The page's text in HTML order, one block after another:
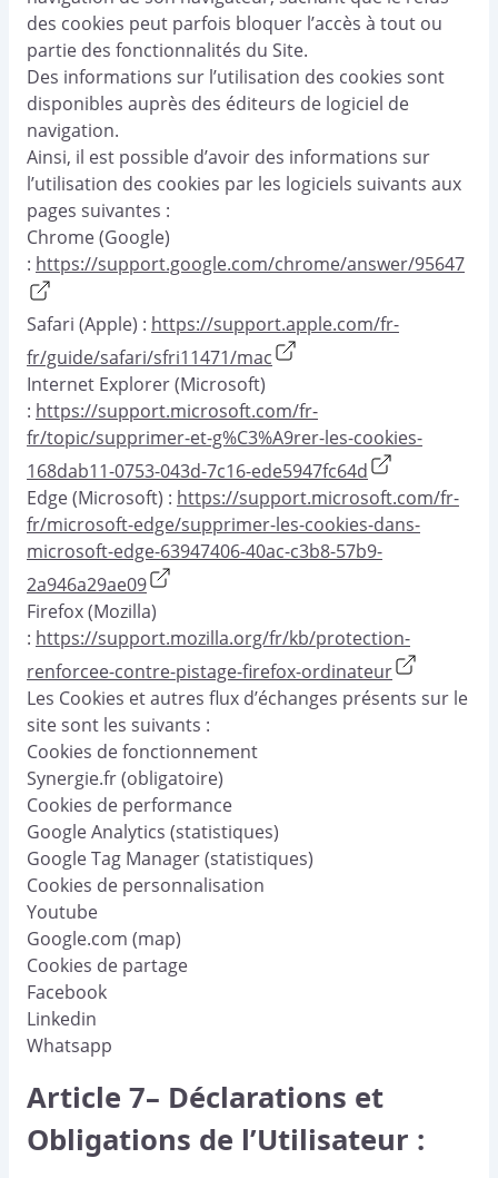
des cookies peut parfois bloquer l’accès à tout ou
partie des fonctionnalités du Site.
Des informations sur l’utilisation des cookies sont
disponibles auprès des éditeurs de logiciel de
navigation.
Ainsi, il est possible d’avoir des informations sur
l’utilisation des cookies par les logiciels suivants aux
pages suivantes :
Chrome (Google)
: https://support.google.com/chrome/answer/95647
Safari (Apple) : https://support.apple.com/fr-
fr/guide/safari/sfri11471/mac
Internet Explorer (Microsoft)
: https://support.microsoft.com/fr-
fr/topic/supprimer-et-g%C3%A9rer-les-cookies-
168dab11-0753-043d-7c16-ede5947fc64d
Edge (Microsoft) : https://support.microsoft.com/fr-
fr/microsoft-edge/supprimer-les-cookies-dans-
microsoft-edge-63947406-40ac-c3b8-57b9-
2a946a29ae09
Firefox (Mozilla)
: https://support.mozilla.org/fr/kb/protection-
renforcee-contre-pistage-firefox-ordinateur
Les Cookies et autres flux d’échanges présents sur le
site sont les suivants :
Cookies de fonctionnement
Synergie.fr (obligatoire)
Cookies de performance
Google Analytics (statistiques)
Google Tag Manager (statistiques)
Cookies de personnalisation
Youtube
Google.com (map)
Cookies de partage
Facebook
Linkedin
Whatsapp
Article 7– Déclarations et
Obligations de l’Utilisateur :